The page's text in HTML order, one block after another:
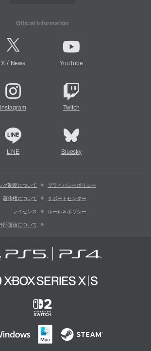
Official Information
X/ News YouTube
Instagram Twitch
LINE Bluesky
グ制度について プライバシーポリシー
著作権について サポートセンター
ライセンス ルール＆ポリシー
部送信について